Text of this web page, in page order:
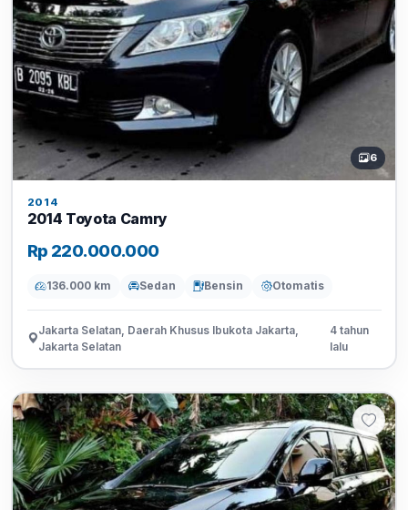
6
2014
2014 Toyota Camry
Rp 220.000.000
136.000 km Sedan Bensin Otomatis
Jakarta Selatan, Daerah Khusus Ibukota Jakarta,
Jakarta Selatan
4 tahun
lalu